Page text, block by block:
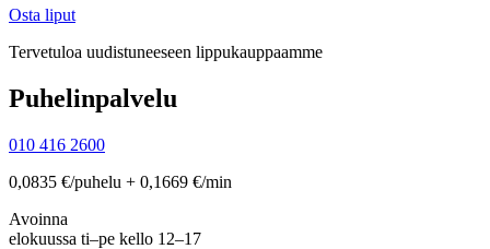
Osta liput
Tervetuloa uudistuneeseen lippukauppaamme
Puhelinpalvelu
010 416 2600
0,0835 €/puhelu + 0,1669 €/min
Avoinna
elokuussa ti–pe kello 12–17